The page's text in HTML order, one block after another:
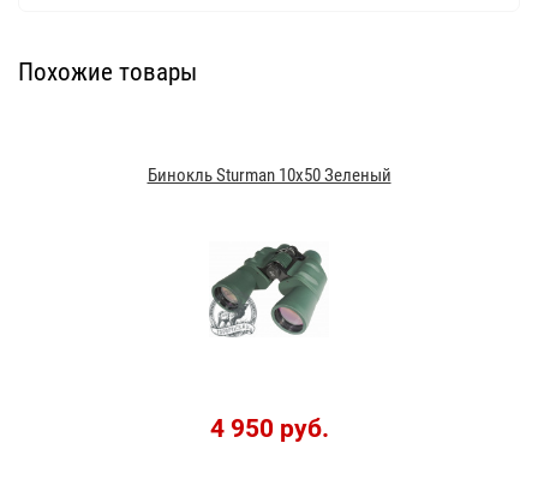
Похожие товары
Бинокль Sturman 10x50 Зеленый
4 950 руб.